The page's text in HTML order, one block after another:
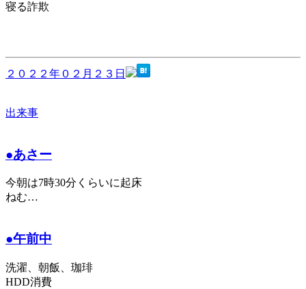
寝る詐欺
２０２２年０２月２３日
出来事
●あさー
今朝は7時30分くらいに起床
ねむ…
●午前中
洗濯、朝飯、珈琲
HDD消費